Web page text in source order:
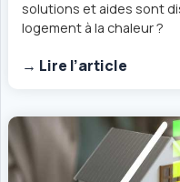
solutions et aides sont
logement à la chaleur ?
→ Lire l’article